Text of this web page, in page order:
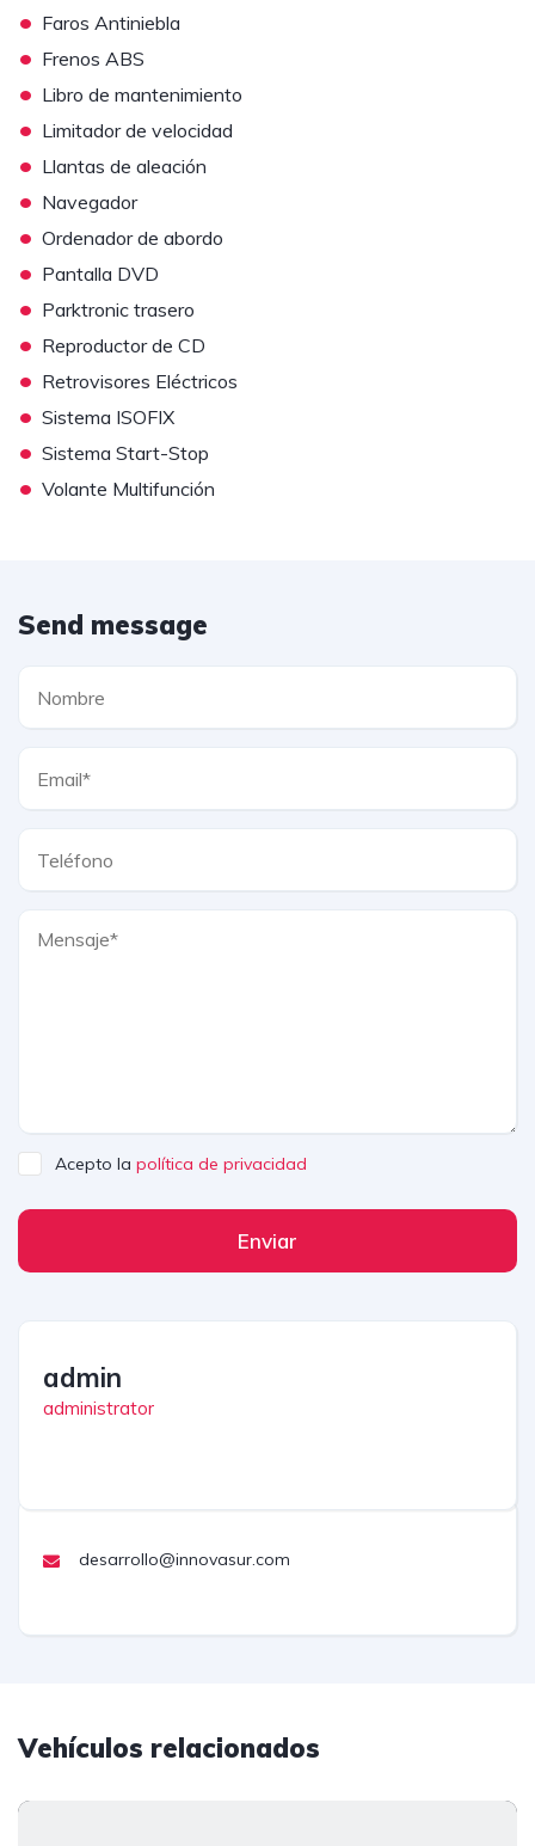
• Faros Antiniebla
• Frenos ABS
• Libro de mantenimiento
• Limitador de velocidad
• Llantas de aleación
• Navegador
• Ordenador de abordo
• Pantalla DVD
• Parktronic trasero
• Reproductor de CD
• Retrovisores Eléctricos
• Sistema ISOFIX
• Sistema Start-Stop
• Volante Multifunción
Send message
Acepto la política de privacidad
Enviar
admin
administrator
desarrollo@innovasur.com
Vehículos relacionados